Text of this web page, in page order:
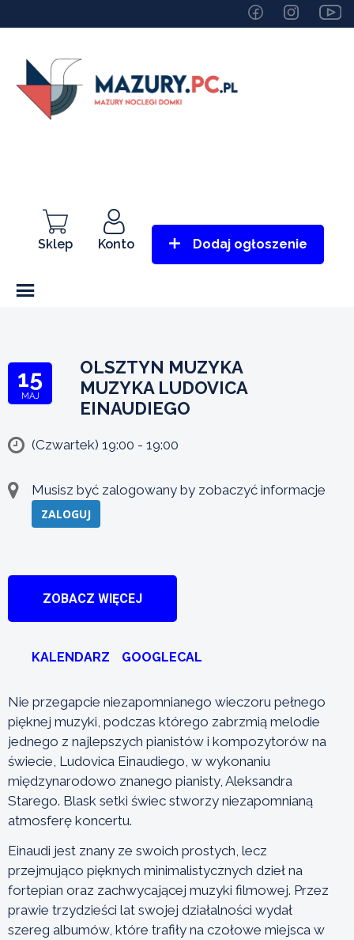
Sklep Konto Dodaj ogłoszenie
15
MAJ
OLSZTYN MUZYKA
MUZYKA LUDOVICA
EINAUDIEGO
(Czwartek) 19:00 - 19:00
Musisz być zalogowany by zobaczyć informacje
ZALOGUJ
ZOBACZ WIĘCEJ
KALENDARZ GOOGLECAL
Nie przegapcie niezapomnianego wieczoru pełnego
pięknej muzyki, podczas którego zabrzmią melodie
jednego z najlepszych pianistów i kompozytorów na
świecie, Ludovica Einaudiego, w wykonaniu
międzynarodowo znanego pianisty, Aleksandra
Starego. Blask setki świec stworzy niezapomnianą
atmosferę koncertu.
Einaudi jest znany ze swoich prostych, lecz
przejmująco pięknych minimalistycznych dzieł na
fortepian oraz zachwycającej muzyki filmowej. Przez
prawie trzydzieści lat swojej działalności wydał
szereg albumów, które trafiły na czołowe miejsca w